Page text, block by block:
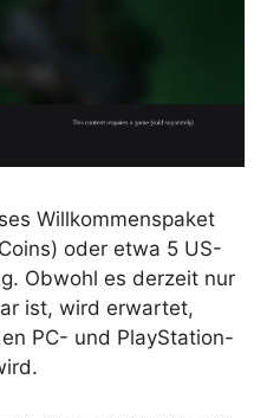
Willkommenspaket
oder etwa 5 US-
Obwohl es derzeit nur
ist, wird erwartet,
PC- und PlayStation-